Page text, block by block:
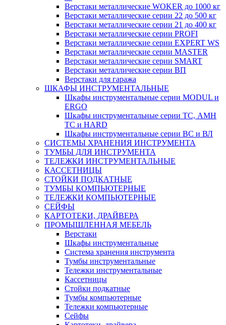
Верстаки металлические WOKER до 1000 кг
Верстаки металлические серии 22 до 500 кг
Верстаки металлические серии 21 до 400 кг
Верстаки металлические серии PROFI
Верстаки металлические серии EXPERT WS
Верстаки металлические серии MASTER
Верстаки металлические серии SMART
Верстаки металлические серии ВП
Верстаки для гаража
ШКАФЫ ИНСТРУМЕНТАЛЬНЫЕ
Шкафы инструментальные серии MODUL и
ERGO
Шкафы инструментальные серии ТС, АМН
ТС и HARD
Шкафы инструментальные серии ВС и ВЛ
СИСТЕМЫ ХРАНЕНИЯ ИНСТРУМЕНТА
ТУМБЫ ДЛЯ ИНСТРУМЕНТА
ТЕЛЕЖКИ ИНСТРУМЕНТАЛЬНЫЕ
КАССЕТНИЦЫ
СТОЙКИ ПОДКАТНЫЕ
ТУМБЫ КОМПЬЮТЕРНЫЕ
ТЕЛЕЖКИ КОМПЬЮТЕРНЫЕ
СЕЙФЫ
КАРТОТЕКИ, ДРАЙВЕРА
ПРОМЫШЛЕННАЯ МЕБЕЛЬ
Верстаки
Шкафы инструментальные
Система хранения инструмента
Тумбы инструментальные
Тележки инструментальные
Кассетницы
Стойки подкатные
Тумбы компьютерные
Тележки компьютерные
Сейфы